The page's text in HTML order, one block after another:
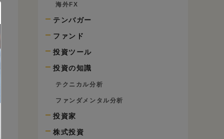
海外FX
テンバガー
ファンド
投資ツール
投資の知識
テクニカル分析
ファンダメンタル分析
投資家
株式投資